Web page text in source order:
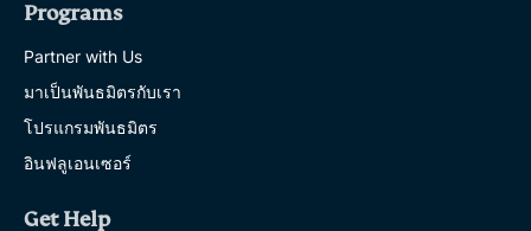
Programs
Partner with Us
มาเป็นพันธมิตรกับเรา
โปรแกรมพันธมิตร
อินฟลูเอนเซอร์
Get Help